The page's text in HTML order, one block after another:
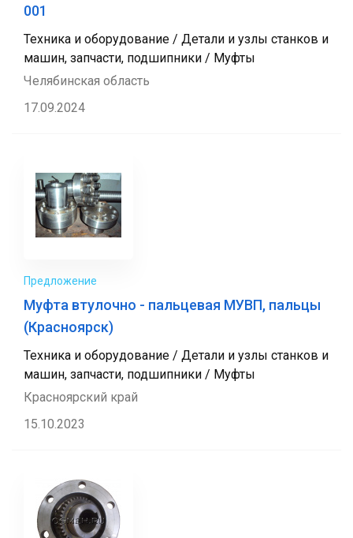
001
Техника и оборудование / Детали и узлы станков и
машин, запчасти, подшипники / Муфты
Челябинская область
17.09.2024
Предложение
Муфта втулочно - пальцевая МУВП, пальцы
(Красноярск)
Техника и оборудование / Детали и узлы станков и
машин, запчасти, подшипники / Муфты
Красноярский край
15.10.2023